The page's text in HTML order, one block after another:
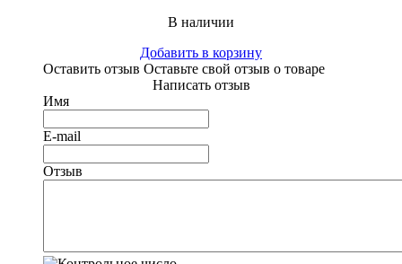
В наличии
Добавить в корзину
Оставить отзыв Оставьте свой отзыв о товаре
Написать отзыв
Имя
E-mail
Отзыв